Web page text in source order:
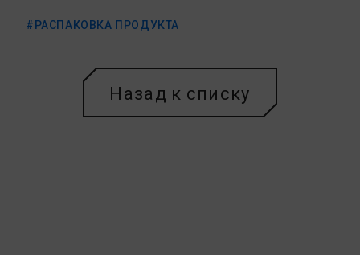
#РАСПАКОВКА ПРОДУКТА
Назад к списку